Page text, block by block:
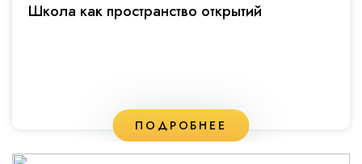
Школа как пространство открытий
ПОДРОБНЕЕ